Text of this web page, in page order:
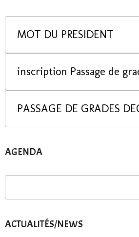
MOT DU PRESIDENT
PASSAGE DE GRADES
AGENDA
ACTUALITÉS/NEWS